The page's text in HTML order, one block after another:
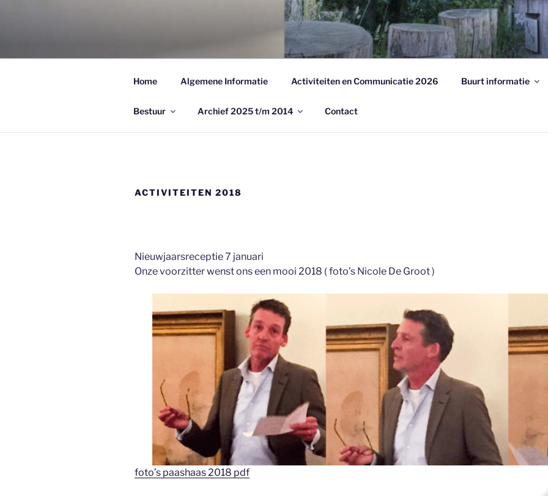
BUURTVERENIGING
Home Algemene Informatie Activiteiten en Communicatie 2026 Buurt informatie
Bestuur Archief 2025 t/m 2014 Contact
ACTIVITEITEN 2018
Nieuwjaarsreceptie 7 januari
Onze voorzitter wenst ons een mooi 2018 ( foto’s Nicole De Groot )
foto’s paashaas 2018 pdf